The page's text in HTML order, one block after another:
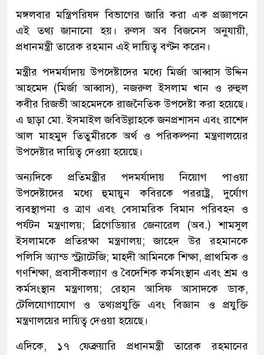
মঙ্গলবার মন্ত্রিপরিষদ বিভাগের জারি করা এক প্রজ্ঞাপনে
এই তথ্য জানানো হয়। রুলস অব বিজনেস অনুযায়ী,
প্রধানমন্ত্রী তারেক রহমান এই দায়িত্ব বণ্টন করেন।
মন্ত্রীর পদমর্যাদায় উপদেষ্টাদের মধ্যে মির্জা আব্বাস উদ্দিন
আহমেদ (মির্জা আব্বাস), নজরুল ইসলাম খান ও রুহুল
কবীর রিজভী আহমেদকে রাজনৈতিক উপদেষ্টা করা হয়েছে।
এ ছাড়া মো. ইসমাইল জবিউল্লাহকে জনপ্রশাসন এবং রাশেদ
আল মাহমুদ তিতুমীরকে অর্থ ও পরিকল্পনা মন্ত্রণালয়ের
উপদেষ্টার দায়িত্ব দেওয়া হয়েছে।
অন্যদিকে প্রতিমন্ত্রীর পদমর্যাদায় নিয়োগ পাওয়া
উপদেষ্টাদের মধ্যে হুমায়ুন কবিরকে পররাষ্ট্র, দুর্যোগ
ব্যবস্থাপনা ও ত্রাণ এবং বেসামরিক বিমান পরিবহন ও
পর্যটন মন্ত্রণালয়; ব্রিগেডিয়ার জেনারেল (অব.) শামসুল
ইসলামকে প্রতিরক্ষা মন্ত্রণালয়; জাহেদ উর রহমানকে
পলিসি অ্যান্ড স্ট্র্যাটেজি; মাহ্দী আমিনকে শিক্ষা, প্রাথমিক ও
গণশিক্ষা, প্রবাসীকল্যাণ ও বৈদেশিক কর্মসংস্থান এবং শ্রম ও
কর্মসংস্থান মন্ত্রণালয়; রেহান আসিফ আসাদকে ডাক,
টেলিযোগাযোগ ও তথ্যপ্রযুক্তি এবং বিজ্ঞান ও প্রযুক্তি
মন্ত্রণালয়ের দায়িত্ব দেওয়া হয়েছে।
এদিকে, ১৭ ফেব্রুয়ারি প্রধানমন্ত্রী তারেক রহমানের